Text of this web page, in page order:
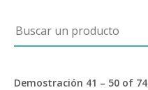
Buscar un producto
Demostración 41 – 50 of 74